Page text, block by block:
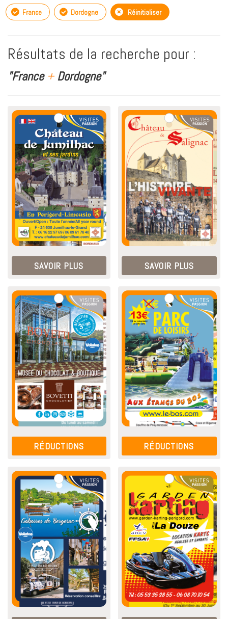
France Dordogne Réinitialiser
Résultats de la recherche pour :
"France +Dordogne"
SAVOIR PLUS SAVOIR PLUS
RÉDUCTIONS RÉDUCTIONS